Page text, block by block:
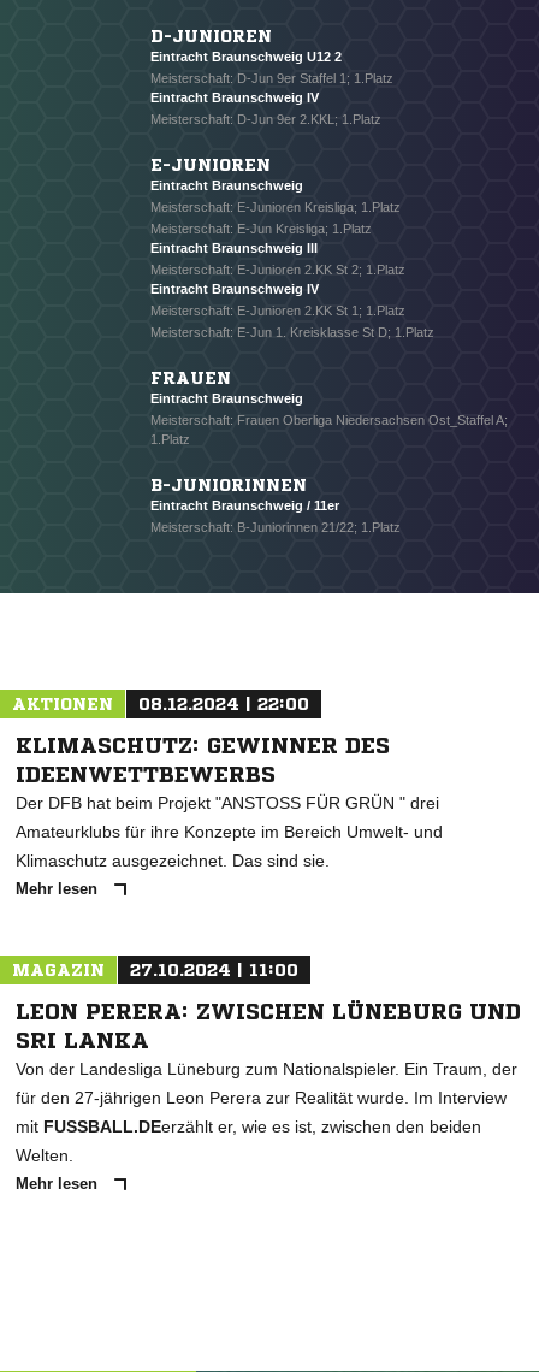
D-JUNIOREN
Eintracht Braunschweig U12 2
Meisterschaft: D-Jun 9er Staffel 1; 1.Platz
Eintracht Braunschweig IV
Meisterschaft: D-Jun 9er 2.KKL; 1.Platz
E-JUNIOREN
Eintracht Braunschweig
Meisterschaft: E-Junioren Kreisliga; 1.Platz
Meisterschaft: E-Jun Kreisliga; 1.Platz
Eintracht Braunschweig III
Meisterschaft: E-Junioren 2.KK St 2; 1.Platz
Eintracht Braunschweig IV
Meisterschaft: E-Junioren 2.KK St 1; 1.Platz
Meisterschaft: E-Jun 1. Kreisklasse St D; 1.Platz
FRAUEN
Eintracht Braunschweig
Meisterschaft: Frauen Oberliga Niedersachsen Ost_Staffel A;
1.Platz
B-JUNIORINNEN
Eintracht Braunschweig / 11er
Meisterschaft: B-Juniorinnen 21/22; 1.Platz
AKTIONEN 08.12.2024 | 22:00
KLIMASCHUTZ: GEWINNER DES
IDEENWETTBEWERBS
Der DFB hat beim Projekt "ANSTOSS FÜR GRÜN " drei
Amateurklubs für ihre Konzepte im Bereich Umwelt- und
Klimaschutz ausgezeichnet. Das sind sie.
Mehr lesen
MAGAZIN 27.10.2024 | 11:00
LEON PERERA: ZWISCHEN LÜNEBURG UND
SRI LANKA
Von der Landesliga Lüneburg zum Nationalspieler. Ein Traum, der
für den 27-jährigen Leon Perera zur Realität wurde. Im Interview
mit FUSSBALL.DEerzählt er, wie es ist, zwischen den beiden
Welten.
Mehr lesen